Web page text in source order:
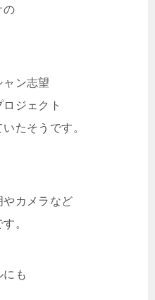
の
ャン志望
ジェクト
たそうです。
カメラなど
。
にも